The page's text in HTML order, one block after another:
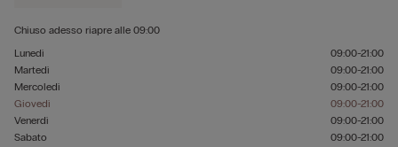
Chiuso adesso riapre alle 09:00
Lunedì
09:00-21:00
Martedì
09:00-21:00
Mercoledì
09:00-21:00
Giovedì
09:00-21:00
Venerdì
09:00-21:00
Sabato
09:00-21:00